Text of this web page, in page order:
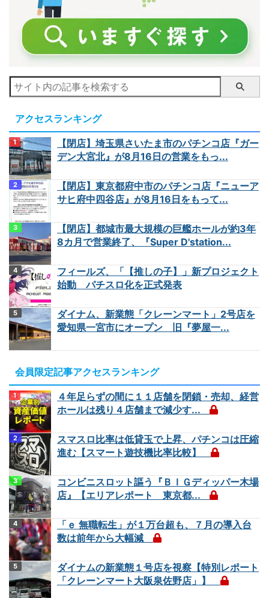
アクセスランキング
【閉店】埼玉県さいたま市のパチンコ店『ガー
デン大宮北』が8月16日の営業をもっ...
【閉店】東京都府中市のパチンコ店『ニューア
サヒ府中四谷店』が8月16日をもって...
【閉店】都城市最大規模の巨艦ホールが約3年
8カ月で営業終了、『Super D'station...
フィールズ、「【推しの子】」新プロジェクト
始動 パチスロ化を正式発表
ダイナム、新業態「クレーンマート」2号店を
愛知県一宮市にオープン 旧『夢屋一...
会員限定記事アクセスランキング
４年足らずの間に１１店舗を閉鎖・売却、経営
ホールは残り４店舗まで減少す...
スマスロ比率は低貸玉で上昇、パチンコは圧縮
進む【スマート遊技機比率比較】
コンビニスロット謳う『ＢＩＧディッパー木場
店』【エリアレポート 東京都...
「ｅ 無職転生」が１万台超も、７月の導入台
数は前年から大幅減
ダイナムの新業態１号店を視察【特別レポート
「クレーンマート大阪泉佐野店」】